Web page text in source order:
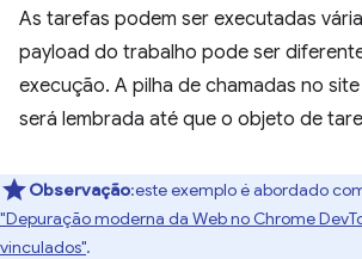
As tarefas podem ser executadas
payload do trabalho pode ser
execução. A pilha de chamadas no
será lembrada até que o objeto de
Observação:este exemplo é abordado
"Depuração moderna da Web no Chrome
vinculados".